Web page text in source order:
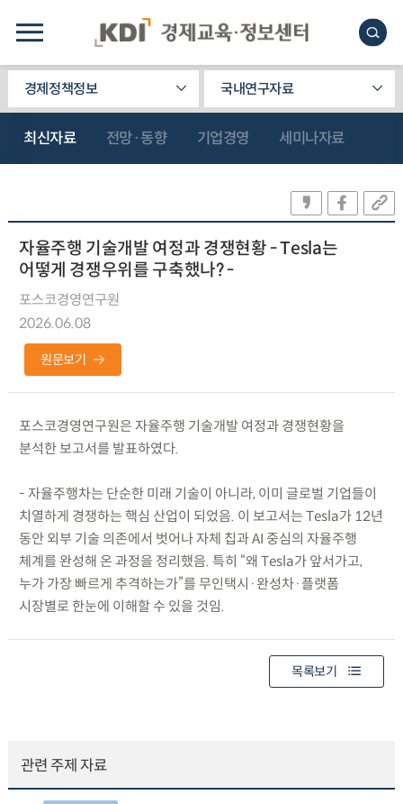
경제정책정보 국내연구자료
최신자료 전망·동향 기업경영 세미나자료
자율주행 기술개발 여정과 경쟁현황 - Tesla는
어떻게 경쟁우위를 구축했나? -
포스코경영연구원
2026.06.08
원문보기
포스코경영연구원은 자율주행 기술개발 여정과 경쟁현황을
분석한 보고서를 발표하였다.
- 자율주행차는 단순한 미래 기술이 아니라, 이미 글로벌 기업들이
치열하게 경쟁하는 핵심 산업이 되었음. 이 보고서는 Tesla가 12년
동안 외부 기술 의존에서 벗어나 자체 칩과 AI 중심의 자율주행
체계를 완성해 온 과정을 정리했음. 특히 “왜 Tesla가 앞서가고,
누가 가장 빠르게 추격하는가”를 무인택시·완성차·플랫폼
시장별로 한눈에 이해할 수 있을 것임.
목록보기
관련 주제 자료